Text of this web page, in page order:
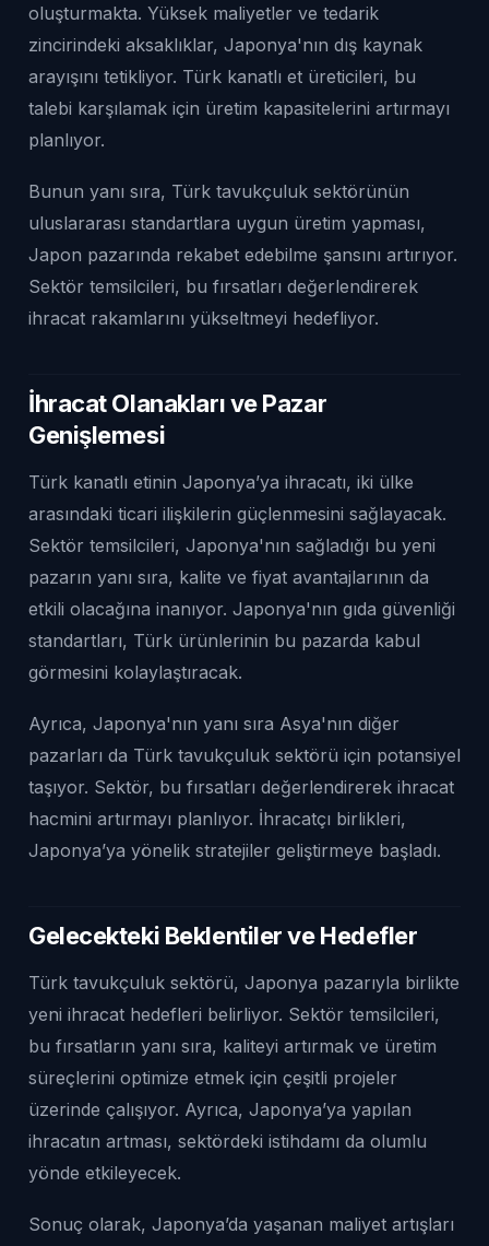
oluşturmakta. Yüksek maliyetler ve tedarik
zincirindeki aksaklıklar, Japonya'nın dış kaynak
arayışını tetikliyor. Türk kanatlı et üreticileri, bu
talebi karşılamak için üretim kapasitelerini artırmayı
planlıyor.
Bunun yanı sıra, Türk tavukçuluk sektörünün
uluslararası standartlara uygun üretim yapması,
Japon pazarında rekabet edebilme şansını artırıyor.
Sektör temsilcileri, bu fırsatları değerlendirerek
ihracat rakamlarını yükseltmeyi hedefliyor.
İhracat Olanakları ve Pazar
Genişlemesi
Türk kanatlı etinin Japonya’ya ihracatı, iki ülke
arasındaki ticari ilişkilerin güçlenmesini sağlayacak.
Sektör temsilcileri, Japonya'nın sağladığı bu yeni
pazarın yanı sıra, kalite ve fiyat avantajlarının da
etkili olacağına inanıyor. Japonya'nın gıda güvenliği
standartları, Türk ürünlerinin bu pazarda kabul
görmesini kolaylaştıracak.
Ayrıca, Japonya'nın yanı sıra Asya'nın diğer
pazarları da Türk tavukçuluk sektörü için potansiyel
taşıyor. Sektör, bu fırsatları değerlendirerek ihracat
hacmini artırmayı planlıyor. İhracatçı birlikleri,
Japonya’ya yönelik stratejiler geliştirmeye başladı.
Gelecekteki Beklentiler ve Hedefler
Türk tavukçuluk sektörü, Japonya pazarıyla birlikte
yeni ihracat hedefleri belirliyor. Sektör temsilcileri,
bu fırsatların yanı sıra, kaliteyi artırmak ve üretim
süreçlerini optimize etmek için çeşitli projeler
üzerinde çalışıyor. Ayrıca, Japonya’ya yapılan
ihracatın artması, sektördeki istihdamı da olumlu
yönde etkileyecek.
Sonuç olarak, Japonya’da yaşanan maliyet artışları